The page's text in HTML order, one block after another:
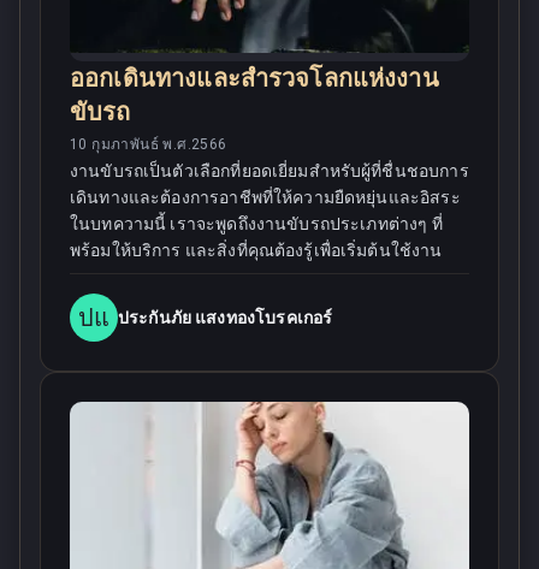
ออกเดินทางและสำรวจโลกแห่งงาน
ขับรถ
10 กุมภาพันธ์ พ.ศ.2566
งานขับรถเป็นตัวเลือกที่ยอดเยี่ยมสำหรับผู้ที่ชื่นชอบการ
เดินทางและต้องการอาชีพที่ให้ความยืดหยุ่นและอิสระ
ในบทความนี้ เราจะพูดถึงงานขับรถประเภทต่างๆ ที่
พร้อมให้บริการ และสิ่งที่คุณต้องรู้เพื่อเริ่มต้นใช้งาน
ปแ ประกันภัย แสงทองโบรคเกอร์